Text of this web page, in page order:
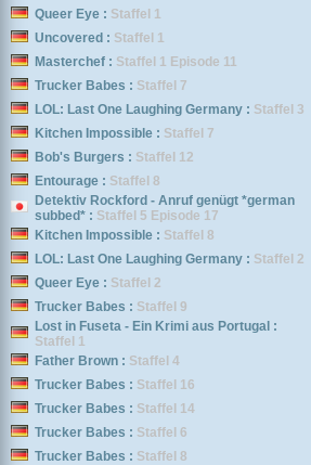
Queer Eye : Staffel 1
Uncovered : Staffel 1
Masterchef : Staffel 1 Episode 11
Trucker Babes : Staffel 7
LOL: Last One Laughing Germany : Staffel 3
Kitchen Impossible : Staffel 7
Bob's Burgers : Staffel 12
Entourage : Staffel 8
Detektiv Rockford - Anruf genügt *german
subbed* : Staffel 5 Episode 17
Kitchen Impossible : Staffel 8
LOL: Last One Laughing Germany : Staffel 2
Queer Eye : Staffel 2
Trucker Babes : Staffel 9
Lost in Fuseta - Ein Krimi aus Portugal :
Staffel 1
Father Brown : Staffel 4
Trucker Babes : Staffel 16
Trucker Babes : Staffel 14
Trucker Babes : Staffel 6
Trucker Babes : Staffel 8